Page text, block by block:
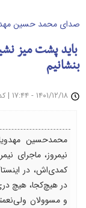
صدای محمد حسین
باید پشت میز
بنشانیم
|
محمدحسین
نیمروز، ماجرای
کمدی‌اش، در
در هیچ‌کجا، هیچ
و مسوولان